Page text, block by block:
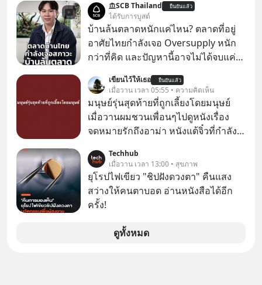
ภาษี หลายคนมักได้รับคำแนะนำให้
ลงทุนใน RMF เพราะนอกจากจะช่วยลด
หย่อนภาษีได้แล้ว ยังเป็นโอกาสในการ
สร้างความมั่งคั่งระยะยาว แต่น้อยคน
อะไรบ้าง ควรดู ตรงไหน ทำอย่างไร ถึง
จะดีกับเรา แล้วเราควรรู้ข้อมูลอะไร
เกี่ยวกับ RMF บ้าง เพื่อให้นำไปใช้ต่อได้
จริง ๆ ลงทุนแมนจะเล่าให้ฟัง
SCB Thailand ยืนยันแล้ว
ได้รับการบูสต์
บ้านล้นตลาดหนักแค่ไหน? ตลาดที่อยู่
อาศัยไทยกำลังเจอ Oversupply หนัก
กว่าที่คิด และปัญหานี้อาจไม่ได้จบแค่
ล้นตลาด #เศรษฐกิจไทย #EICAround
#SCBThailand สามารถดูคลิปที่
youtube ประกอบได้ที่ link :
https://youtube.com/shorts/-
เขียนไว้ให้เธอ ยืนยันแล้ว
เมื่อวาน เวลา 05:55 • ความคิดเห็น
มนุษย์รุ่นสุดท้ายที่ถูกเลี้ยงโดยมนุษย์
เมื่อวานผมชวนเพื่อนๆไปดูหนังเรื่อง
จดหมายรักถึงอาม่า หนังแต้จิ๋วที่กำลัง
ป๊าผมเห็นโปสเตอร์หนังเรื่องนี้หลาย
เดือนก่อนและอยากดูมาก ด้วยเพราะว่า
อากงก็มาจากเมืองจีน ป๊าก็พูดแต้จิ๋วได้
มีเรื่องราวมีความผูกพันที่ได้ยินตั้งแต่
Techhub
เมื่อวาน เวลา 13:00 • สุขภาพ
ยุโรปไฟเขียว "ชิปฝังดวงตา" คืนแสง
สว่างให้คนตาบอด อ่านหนังสือได้อีก
ครั้ง!
ดูทั้งหมด